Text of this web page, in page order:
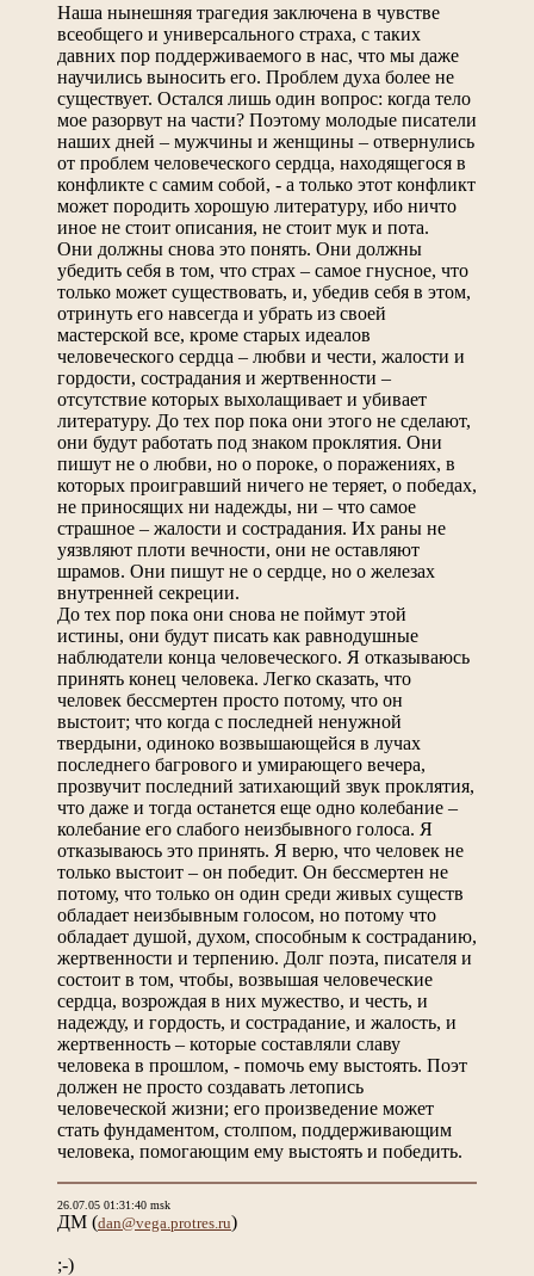
Наша нынешняя трагедия заключена в чувстве
всеобщего и универсального страха, с таких
давних пор поддерживаемого в нас, что мы даже
научились выносить его. Проблем духа более не
существует. Остался лишь один вопрос: когда тело
мое разорвут на части? Поэтому молодые писатели
наших дней – мужчины и женщины – отвернулись
от проблем человеческого сердца, находящегося в
конфликте с самим собой, - а только этот конфликт
может породить хорошую литературу, ибо ничто
иное не стоит описания, не стоит мук и пота.
Они должны снова это понять. Они должны
убедить себя в том, что страх – самое гнусное, что
только может существовать, и, убедив себя в этом,
отринуть его навсегда и убрать из своей
мастерской все, кроме старых идеалов
человеческого сердца – любви и чести, жалости и
гордости, сострадания и жертвенности –
отсутствие которых выхолащивает и убивает
литературу. До тех пор пока они этого не сделают,
они будут работать под знаком проклятия. Они
пишут не о любви, но о пороке, о поражениях, в
которых проигравший ничего не теряет, о победах,
не приносящих ни надежды, ни – что самое
страшное – жалости и сострадания. Их раны не
уязвляют плоти вечности, они не оставляют
шрамов. Они пишут не о сердце, но о железах
внутренней секреции.
До тех пор пока они снова не поймут этой
истины, они будут писать как равнодушные
наблюдатели конца человеческого. Я отказываюсь
принять конец человека. Легко сказать, что
человек бессмертен просто потому, что он
выстоит; что когда с последней ненужной
твердыни, одиноко возвышающейся в лучах
последнего багрового и умирающего вечера,
прозвучит последний затихающий звук проклятия,
что даже и тогда останется еще одно колебание –
колебание его слабого неизбывного голоса. Я
отказываюсь это принять. Я верю, что человек не
только выстоит – он победит. Он бессмертен не
потому, что только он один среди живых существ
обладает неизбывным голосом, но потому что
обладает душой, духом, способным к состраданию,
жертвенности и терпению. Долг поэта, писателя и
состоит в том, чтобы, возвышая человеческие
сердца, возрождая в них мужество, и честь, и
надежду, и гордость, и сострадание, и жалость, и
жертвенность – которые составляли славу
человека в прошлом, - помочь ему выстоять. Поэт
должен не просто создавать летопись
человеческой жизни; его произведение может
стать фундаментом, столпом, поддерживающим
человека, помогающим ему выстоять и победить.
26.07.05 01:31:40 msk
ДМ (dan@vega.protres.ru)
;-)